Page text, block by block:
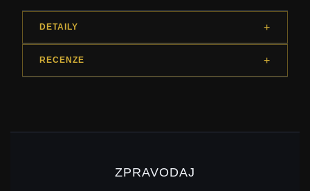
DETAILY
RECENZE
ZPRAVODAJ